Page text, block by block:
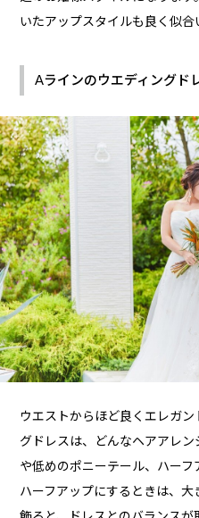
いたアップスタイルも良く似合
Aラインのウエディングド
ウエストからほど良くエレガ
グドレスは、どんなヘアアレ
や低めのポニーテール、ハーフ
ハーフアップにするときは、